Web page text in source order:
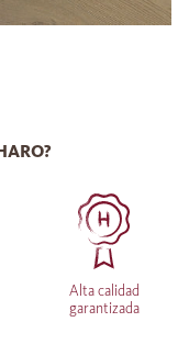
Alta calidad
garantizada